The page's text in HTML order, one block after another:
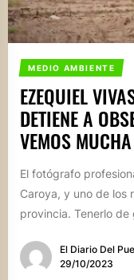
MEDIO AMBIENTE
EZEQUIEL
DETIENE A
VEMOS
El fotógrafo
Caroya, y uno de los
provincia. Tenerlo de
El Diario Del
29/10/2023